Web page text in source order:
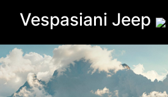
Vespasiani Jeep